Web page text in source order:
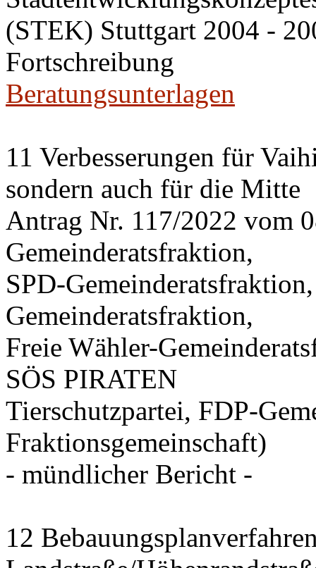
(STEK) Stuttgart 2004 -
Fortschreibung
Beratungsunterlagen
11 Verbesserungen für
sondern auch für die Mitte
Antrag Nr. 117/2022 vom
Gemeinderatsfraktion,
SPD-
Gemeinderatsfraktion,
Freie Wähler-
SÖS PIRATEN
Tierschutzpartei, FDP-
Fraktionsgemeinschaft)
- mündlicher Bericht -
12